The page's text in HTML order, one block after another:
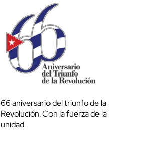
66 aniversario del triunfo de la
Revolución. Con la fuerza de la
unidad.